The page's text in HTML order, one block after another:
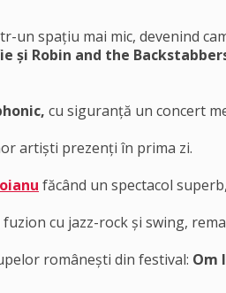
un spațiu mai mic, devenind
și Robin and the
cu siguranță un concert
artiști prezenți în prima zi.
făcând un spectacol superb,
cu jazz-rock și swing,
românești din festival: Om